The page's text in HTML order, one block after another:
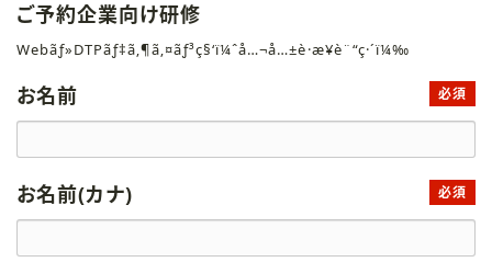
ご予約企業向け研修
Webãƒ»DTPãƒ‡ã‚¶ã‚¤ãƒ³ç§‘ï¼ˆå…¬å…±è·æ¥­è¨“ç·´ï¼‰
お名前 必須
お名前(カナ) 必須